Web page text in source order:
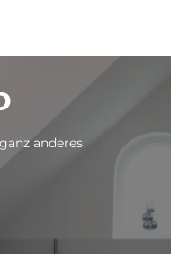
anderes